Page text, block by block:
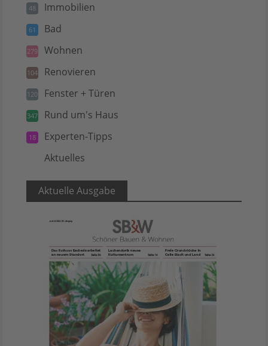
48 Immobilien
61 Bad
279 Wohnen
104 Renovieren
120 Fenster + Türen
347 Rund um's Haus
18 Experten-Tipps
Aktuelles
Aktuelle Ausgabe